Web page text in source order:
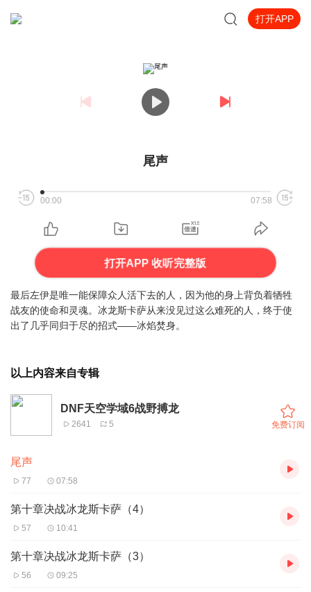
打开APP
尾声
00:00 07:58
打开APP 收听完整版
最后左伊是唯一能保障众人活下去的人，因为他的身上背负着牺牲
战友的使命和灵魂。冰龙斯卡萨从来没见过这么难死的人，终于使
出了几乎同归于尽的招式——冰焰焚身。
以上内容来自专辑
DNF天空学域6战野搏龙
2641 5 免费订阅
尾声
77 07:58
第十章决战冰龙斯卡萨（4）
57 10:41
第十章决战冰龙斯卡萨（3）
56 09:25